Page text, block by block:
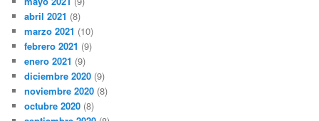
abril 2021 (8)
marzo 2021 (10)
febrero 2021 (9)
enero 2021 (9)
diciembre 2020 (9)
noviembre 2020 (8)
octubre 2020 (8)